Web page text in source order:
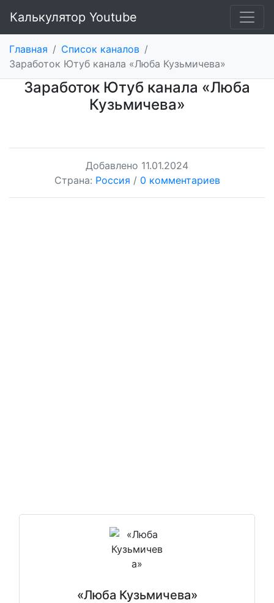
Калькулятор Youtube
Главная / Список каналов /
Заработок Ютуб канала «Люба Кузьмичева»
Заработок Ютуб канала «Люба
Кузьмичева»
Добавлено 11.01.2024
Страна: Россия / 0 комментариев
«Люба Кузьмичева»